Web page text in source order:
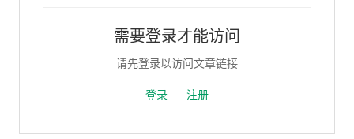
需要登录才能访问
请先登录以访问文章链接
登录 注册